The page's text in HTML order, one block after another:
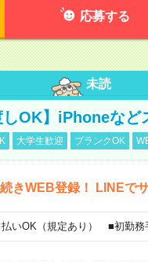
応募する
未読
しOK】iPhoneなど
大学生歓迎 ブランクOK
きWEB登録！ LINEで
いOK（規定あり） ■初勤